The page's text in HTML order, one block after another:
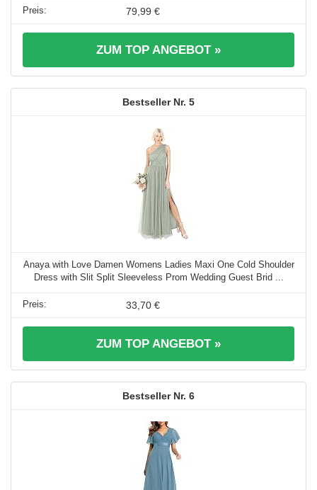
79,99 €
ZUM TOP ANGEBOT »
5
Anaya with Love Damen Womens Ladies Maxi One Cold Shoulder
Dress with Slit Split Sleeveless Prom Wedding Guest Brid ...
33,70 €
ZUM TOP ANGEBOT »
6